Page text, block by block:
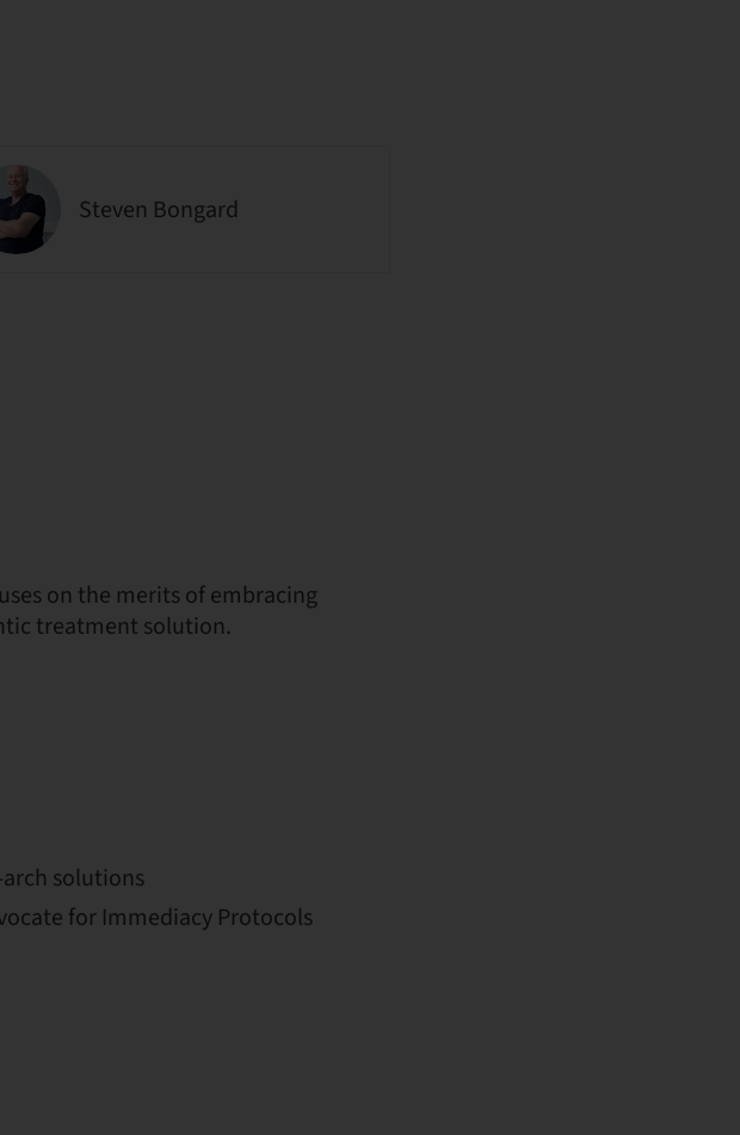
Steven Bongard
on the merits of embracing
treatment solution.
solutions
for Immediacy Protocols